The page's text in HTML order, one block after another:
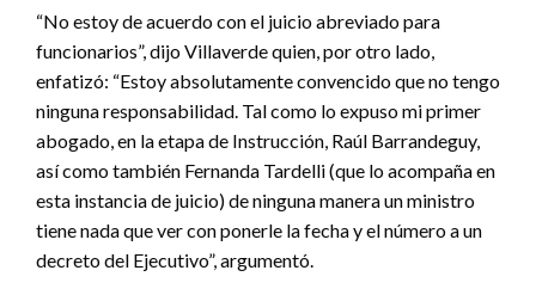
“No estoy de acuerdo con el juicio abreviado para
funcionarios”, dijo Villaverde quien, por otro lado,
enfatizó: “Estoy absolutamente convencido que no tengo
ninguna responsabilidad. Tal como lo expuso mi primer
abogado, en la etapa de Instrucción, Raúl Barrandeguy,
así como también Fernanda Tardelli (que lo acompaña en
esta instancia de juicio) de ninguna manera un ministro
tiene nada que ver con ponerle la fecha y el número a un
decreto del Ejecutivo”, argumentó.